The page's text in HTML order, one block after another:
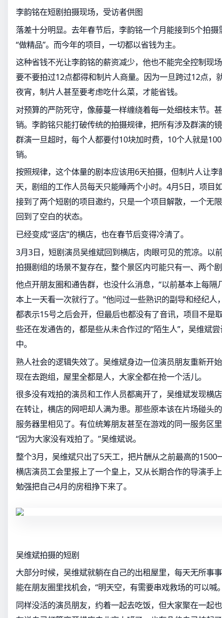
李韵铭在短剧拍摄现场，受访者供图
落差十分明显。去年春节后，李韵铭一个月能接到5个拍
“做精品”。而今年的项目，一切都以省钱为主。
这种省钱不光让李韵铭的薪资减少，他也不能完全控制现
要不要拍过12点都得和制片人商量。因为一旦跨过12点，
夜宵，制片人甚至要考虑吃什么菜，才能省钱。
对预算的严防死守，像藤蔓一样缠绕着每一处细枝末节。
销。李韵铭只能打破传统的拍摄规律，把所有涉及群演的
群演一旦超时，每个人都要付10块加时费，10个人就是
销。
按照规律，这个体量的剧本应该用6天拍摄，但制片人让
天，剧组的工作人员每天只能睡两个小时。4月5日，项目
接到了两个短剧的项目邀约，只是一个项目解散，一个无
回到了空白的状态。
已经变成“竖店”的横店，也在春节后变得冷清了。
3月3日，短剧演员吴维斌回到横店，肉眼可见的荒凉。以
拍摄剧组的场景不复存在，整个景区内可能只有一、两个
他点开朋友圈和通告群，也没什么消息，“以前基本上每隔
本上一天看一次就行了。”他问过一些熟识的副导和经纪人
都表示15号之后会开，但最后也都没有了音讯，项目不是
些还在发通告的，都是些从未合作过的“陌生人”，吴维斌
中。
熟人社会的逻辑失效了。吴维斌身边一位演员朋友重新开
现在去跑组，屋里全都是人，大家全都在抢一个活儿。
很多没有戏拍的演员和工作人员都离开了，吴维斌发现横
在转让，横店的网吧却人满为患。那些原本该在片场碰头
服务器里相见了。有位统筹朋友甚至在游戏的同一服务区
“因为大家没有戏拍了。”吴维斌说。
整个3月，吴维斌只出了5天工，把片酬从之前最高的1500
横店演员工会里报上了一个皇上，又从长期合作的导演手
勉强把自己4月的房租挣下来了。
吴维斌拍摄的短剧
大部分时候，吴维斌就躺在自己的出租屋里，每天无所事
能在朋友圈里找机会，“明天空，有需要串戏救场的可以喊
同样没活的演员朋友，约着一起去吃饭，但大家聚在一起